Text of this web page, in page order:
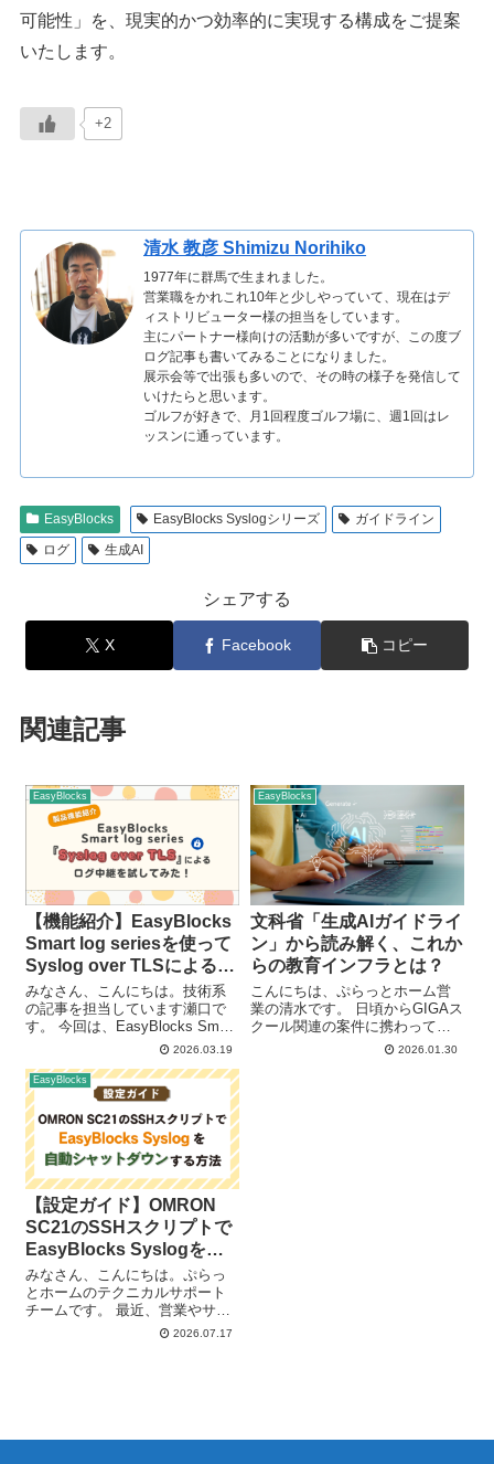
可能性」を、現実的かつ効率的に実現する構成をご提案
いたします。
+2
清水 教彦 Shimizu Norihiko
1977年に群馬で生まれました。
営業職をかれこれ10年と少しやっていて、現在はデ
ィストリビューター様の担当をしています。
主にパートナー様向けの活動が多いですが、この度ブ
ログ記事も書いてみることになりました。
展示会等で出張も多いので、その時の様子を発信して
いけたらと思います。
ゴルフが好きで、月1回程度ゴルフ場に、週1回はレ
ッスンに通っています。
EasyBlocks EasyBlocks Syslogシリーズ
ガイドライン
ログ
生成AI
シェアする
X Facebook コピー
関連記事
EasyBlocks
【機能紹介】EasyBlocks
Smart log seriesを使って
Syslog over TLSによるロ
グ中継を試してみた
みなさん、こんにちは。技術系
の記事を担当しています瀬口で
す。 今回は、EasyBlocks Smart
log seriesのSyslogメッセージ中
TLSで他のSyslogサーバーへロ
グの中継を試し...
2026.03.19
EasyBlocks
文科省「生成AIガイドライ
ン」から読み解く、これか
らの教育インフラとは？
こんにちは、ぷらっとホーム営
業の清水です。 日頃からGIGAス
クール関連の案件に携わってお
りますが、最近の現場では「朝
2026.01.30
EasyBlocks
【設定ガイド】OMRON
SC21のSSHスクリプトで
EasyBlocks Syslogを自
動シャットダウンする方法
みなさん、こんにちは。ぷらっ
とホームのテクニカルサポート
チームです。 最近、営業やサポ
ート窓口へお問い合わせをいた
2026.07.17